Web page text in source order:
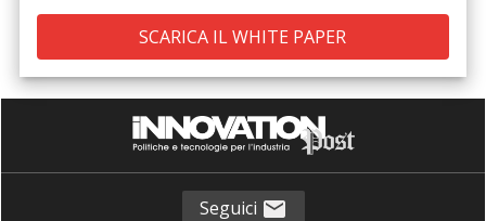
Seguici